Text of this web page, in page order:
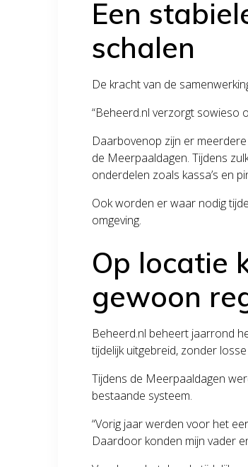
Een
schalen
De kracht van de
“Beheerd.nl verzorgt sowieso
Daarbovenop zijn er
de Meerpaaldagen. Tijdens
onderdelen zoals kassa’s en
Ook worden er waar nodig
omgeving.
Op locatie
gewoon
Beheerd.nl beheert jaarrond
tijdelijk uitgebreid, zonder
Tijdens de Meerpaaldagen
bestaande systeem.
“Vorig jaar werden voor het
Daardoor konden mijn vader